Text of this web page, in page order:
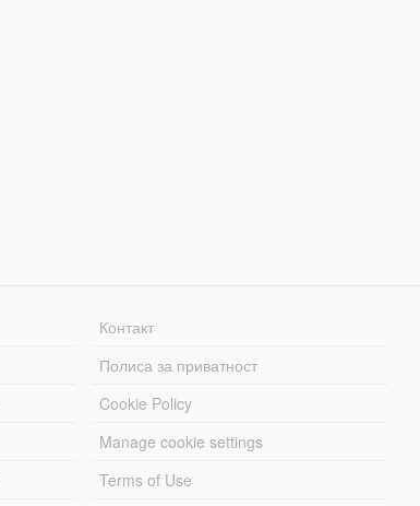
Контакт
Полиса за приватност
Cookie Policy
Manage cookie settings
Terms of Use